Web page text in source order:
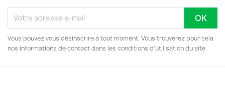
Vous pouvez vous désinscrire à tout moment. Vous trouverez pour cela
nos informations de contact dans les conditions d'utilisation du site.